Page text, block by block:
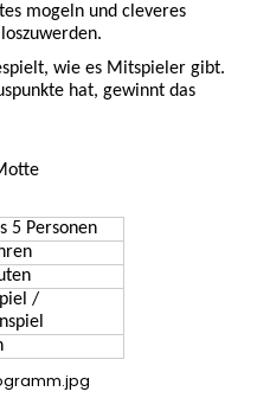
mogeln und cleveres
wie es Mitspieler gibt.
hat, gewinnt das
5 Personen
piel /